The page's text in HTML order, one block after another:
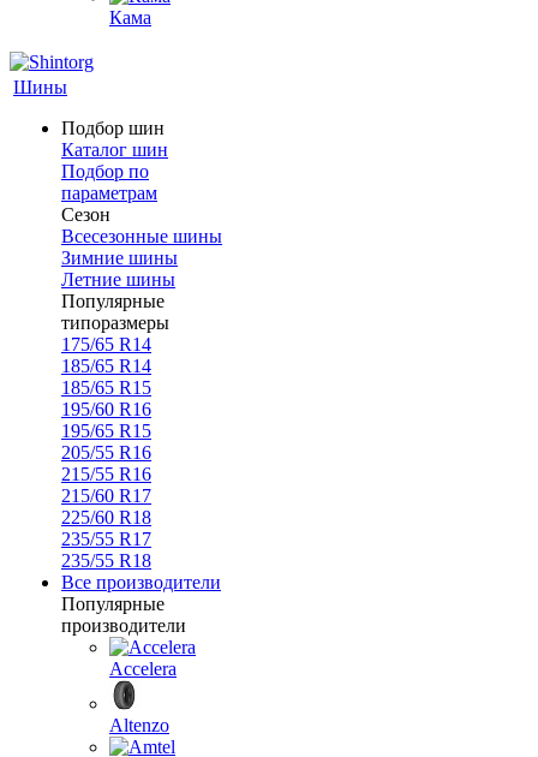
Кама
Шины
Подбор шин
Каталог шин
Подбор по
параметрам
Сезон
Всесезонные шины
Зимние шины
Летние шины
Популярные
типоразмеры
175/65 R14
185/65 R14
185/65 R15
195/60 R16
195/65 R15
205/55 R16
215/55 R16
215/60 R17
225/60 R18
235/55 R17
235/55 R18
Все производители
Популярные
производители
Accelera
Altenzo